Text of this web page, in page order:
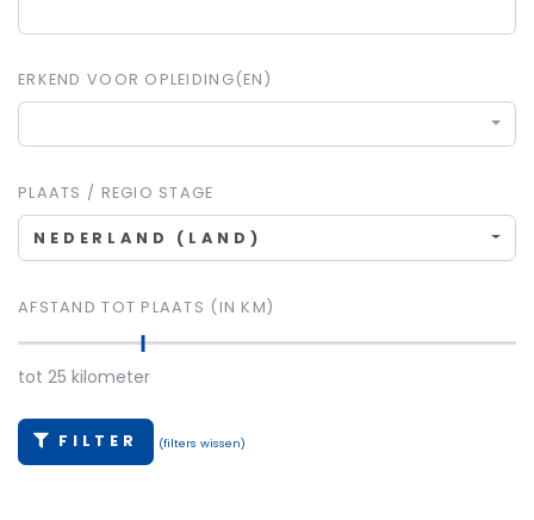
ERKEND VOOR OPLEIDING(EN)
PLAATS / REGIO STAGE
NEDERLAND (LAND)
AFSTAND TOT PLAATS (IN KM)
tot 25 kilometer
FILTER (filters wissen)